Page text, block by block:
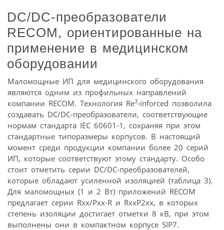
DC/DC-преобразователи
RECOM, ориентированные на
применение в медицинском
оборудовании
Маломощные ИП для медицинского оборудования
являются одним из профильных направлений
компании RECOM. Технология Re3-inforced позволила
создавать DC/DC-преобразователи, соответствующие
нормам стандарта IEC 60601-1, сохраняя при этом
стандартные типоразмеры корпусов. В настоящий
момент среди продукции компании более 20 серий
ИП, которые соответствуют этому стандарту. Особо
стоит отметить серии DC/DC-преобразователей,
которые обладают усиленной изоляцией (таблица 3).
Для маломощных (1 и 2 Вт) приложений RECOM
предлагает серии Rxx/Pxx-R и RxxP2xx, в которых
степень изоляции достигает отметки 8 кВ, при этом
выполнены они в компактном корпусе SIP7.